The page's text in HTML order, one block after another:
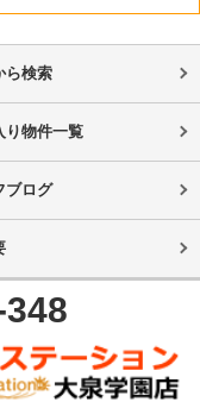
ら検索
り物件一覧
ブログ